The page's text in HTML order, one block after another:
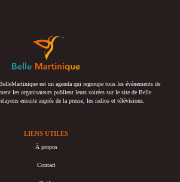
est un agenda qui regroupe tous les événements de
les organisateurs publient leurs soirées sur le site de Belle
ensuite auprès de la presse, les radios et télévisions.
LIENS UTILES
À propos
Contact